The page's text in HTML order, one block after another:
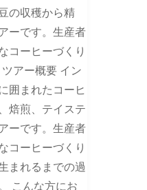
の収穫から精
ーです。生産者
コーヒーづくり
アー概要 イン
囲まれたコーヒ
焙煎、テイステ
ーです。生産者
コーヒーづくり
まれるまでの過
こんな方にお